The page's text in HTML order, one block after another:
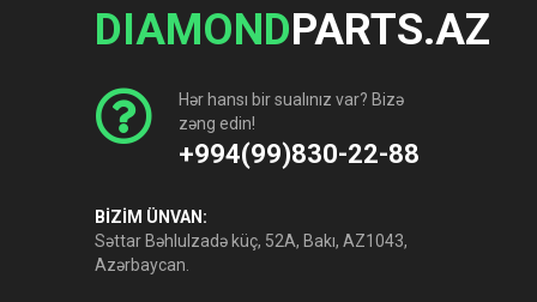
DIAMONDPARTS.AZ
Hər hansı bir sualınız var? Bizə
zəng edin!
+994(99)830-22-88
BİZİM ÜNVAN:
Səttar Bəhlulzadə küç, 52A, Bakı, AZ1043,
Azərbaycan.